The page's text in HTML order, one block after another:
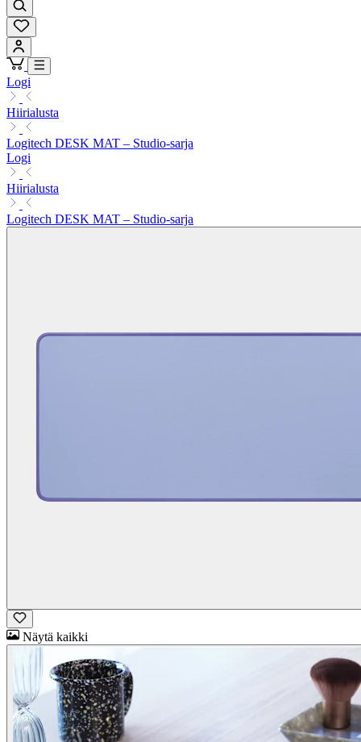
Logi
Hiirialusta
Logitech DESK MAT – Studio-sarja
Logi
Hiirialusta
Logitech DESK MAT – Studio-sarja
Näytä kaikki